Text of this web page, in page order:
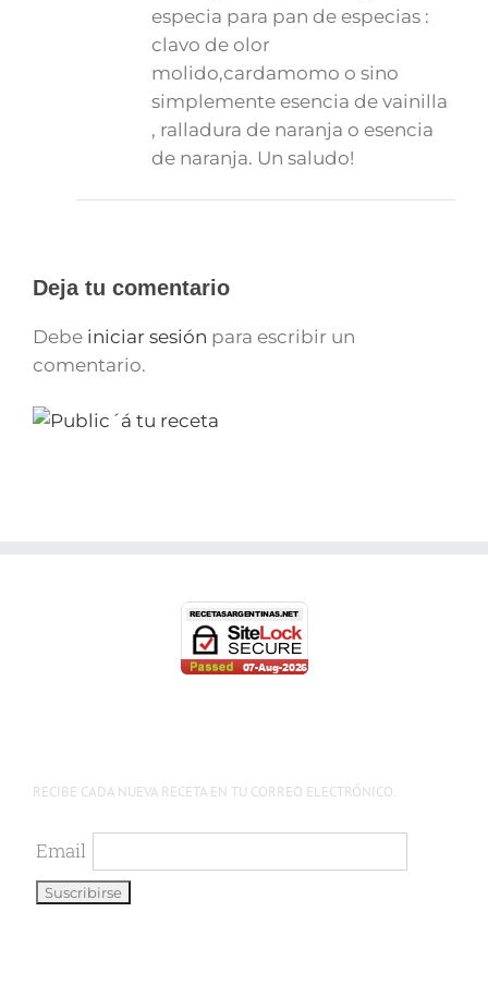
especia para pan de especias :
clavo de olor
molido,cardamomo o sino
simplemente esencia de vainilla
, ralladura de naranja o esencia
de naranja. Un saludo!
Deja tu comentario
Debe iniciar sesión para escribir un
comentario.
RECIBE CADA NUEVA RECETA EN TU CORREO ELECTRÓNICO.
Email